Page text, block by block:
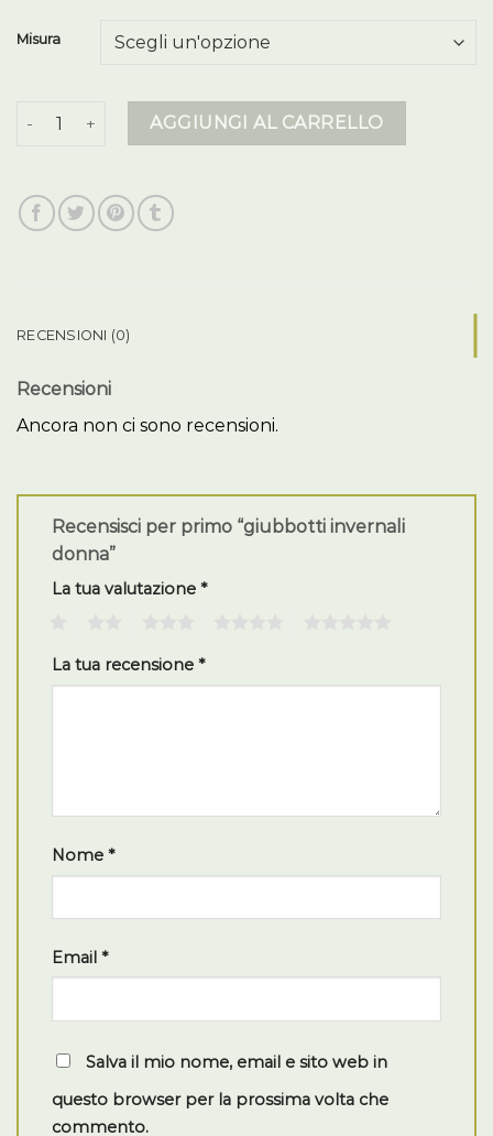
Misura
giubbotti invernali donna quantità
AGGIUNGI AL CARRELLO
RECENSIONI (0)
Recensioni
Ancora non ci sono recensioni.
Recensisci per primo “giubbotti invernali
donna”
La tua valutazione *
La tua recensione *
Nome *
Email *
Salva il mio nome, email e sito web in
questo browser per la prossima volta che
commento.